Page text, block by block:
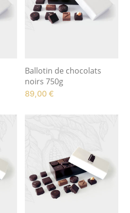
Ballotin de chocolats
noirs 750g
89,00 €